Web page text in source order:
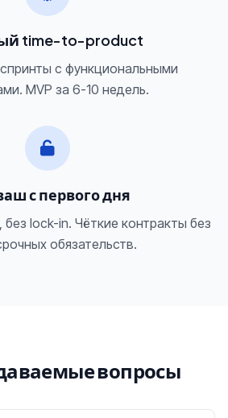
time-to-product
с функциональными
MVP за 6-10 недель.
с первого дня
lock-in. Чёткие контракты без
обязательств.
вопросы